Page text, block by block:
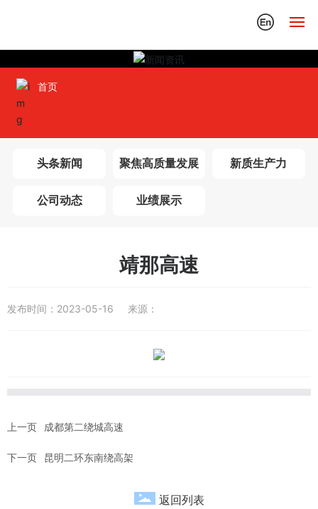
关于我们
产品中心
首页
头条新闻 聚焦高质量发展 新质生产力
公司动态 业绩展示
靖那高速
发布时间： 2023-05-16 来源：
上一页 成都第二绕城高速
下一页 昆明二环东南绕高架
返回列表